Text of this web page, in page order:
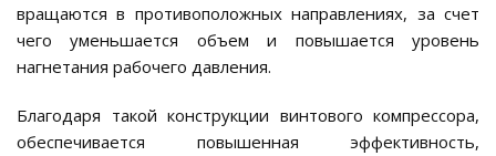
вращаются в противоположных направлениях, за счет
чего уменьшается объем и повышается уровень
нагнетания рабочего давления.
Благодаря такой конструкции винтового компрессора,
обеспечивается повышенная эффективность,